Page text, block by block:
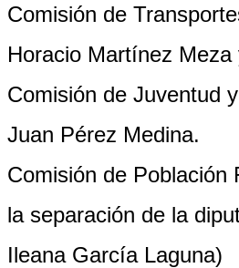
Comisión de
Horacio Martínez
Comisión de Juventud
Juan Pérez Medina.
Comisión de Población
la separación de la
Ileana García Laguna)